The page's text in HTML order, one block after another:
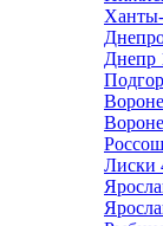
Днепр
Лиски